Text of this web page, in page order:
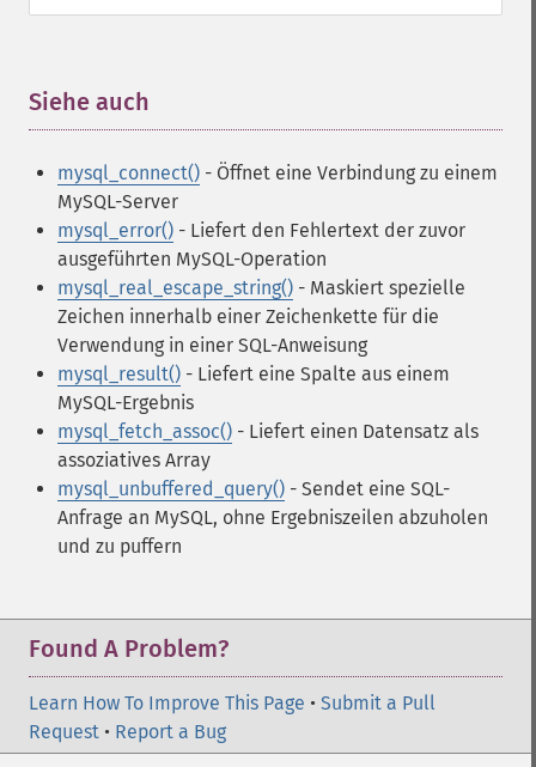
Siehe auch
mysql_connect() - Öffnet eine Verbindung zu einem
MySQL-Server
mysql_error() - Liefert den Fehlertext der zuvor
ausgeführten MySQL-Operation
mysql_real_escape_string() - Maskiert spezielle
Zeichen innerhalb einer Zeichenkette für die
Verwendung in einer SQL-Anweisung
mysql_result() - Liefert eine Spalte aus einem
MySQL-Ergebnis
mysql_fetch_assoc() - Liefert einen Datensatz als
assoziatives Array
mysql_unbuffered_query() - Sendet eine SQL-
Anfrage an MySQL, ohne Ergebniszeilen abzuholen
und zu puffern
Found A Problem?
Learn How To Improve This Page • Submit a Pull
Request • Report a Bug